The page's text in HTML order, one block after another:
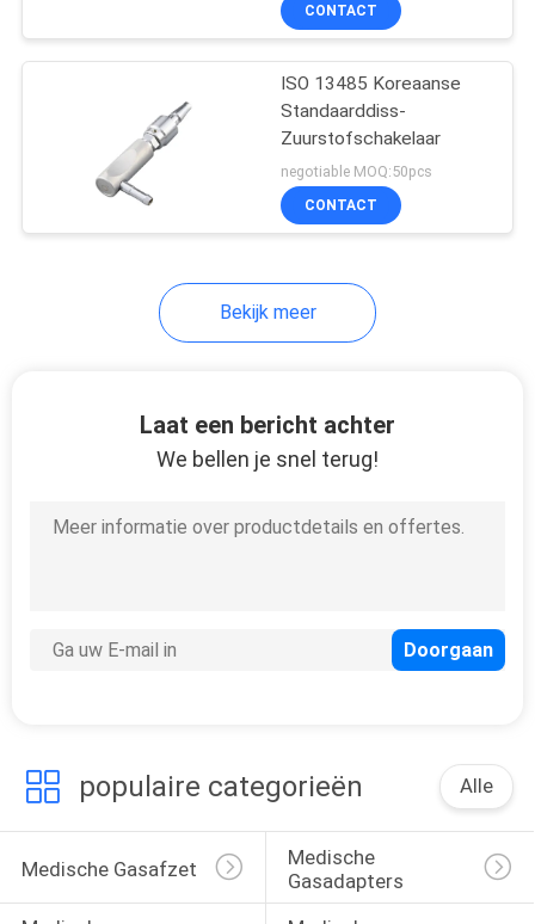
Medische
Vacuümregelgevers
5
CONTACT
ISO 13485 Koreaanse
Standaarddiss-
Zuurstofschakelaar
negotiable MOQ:50pcs
CONTACT
Bekijk meer
Laat een bericht achter
We bellen je snel terug!
populaire categorieën Alle
Medische Gasafzet
Medische
Gasadapters